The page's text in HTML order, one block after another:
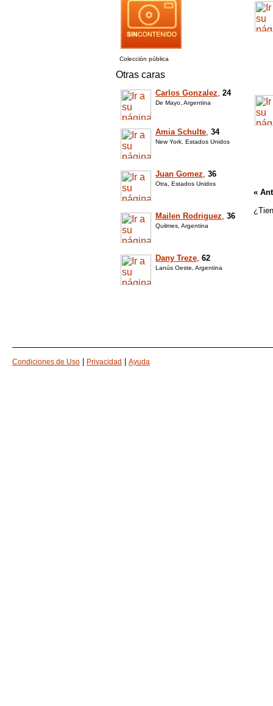
Colección pública
Otras caras
Carlos Gonzalez, 24
De Mayo, Argentina
Amia Schulte, 34
New York, Estados Unidos
Juan Gomez, 36
Otra, Estados Unidos
Mailen Rodriguez, 36
Quilmes, Argentina
Dany Treze, 62
Lanús Oeste, Argentina
«
Condiciones de Uso Privacidad Ayuda